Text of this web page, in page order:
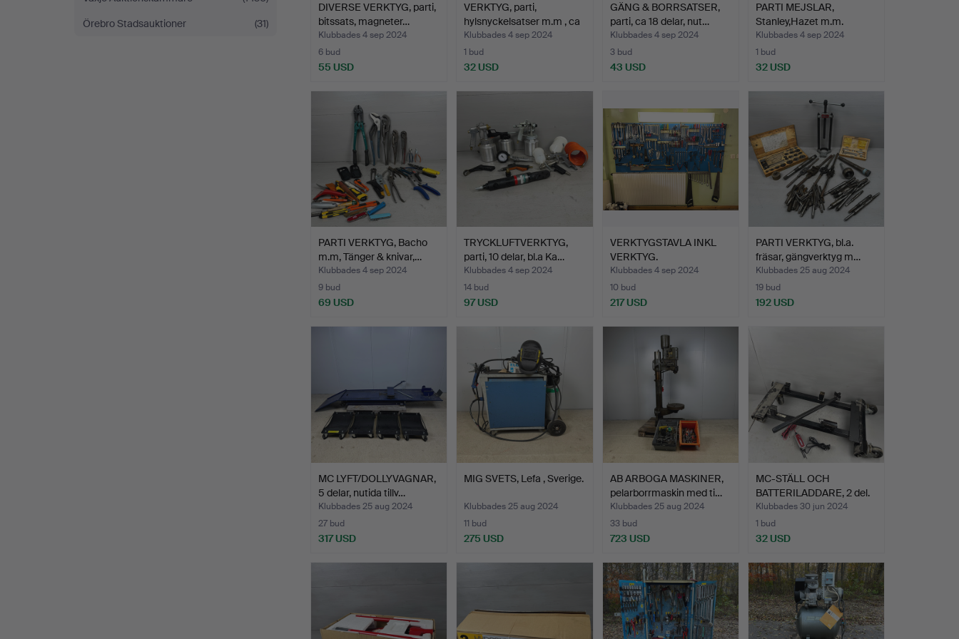
Örebro Stadsauktioner
(31)
DIVERSE VERKTYG, parti,
bitssats, magneter…
Klubbades 4 sep 2024
6 bud
55 USD
VERKTYG, parti,
hylsnyckelsatser m.m , ca
…
Klubbades 4 sep 2024
1 bud
32 USD
GÄNG & BORRSATSER,
parti, ca 18 delar, nut…
Klubbades 4 sep 2024
3 bud
43 USD
PARTI MEJSLAR,
Stanley,Hazet m.m.
Klubbades 4 sep 2024
1 bud
32 USD
PARTI VERKTYG, Bacho
m.m, Tänger & knivar,…
Klubbades 4 sep 2024
9 bud
69 USD
TRYCKLUFTVERKTYG,
parti, 10 delar, bl.a Ka…
Klubbades 4 sep 2024
14 bud
97 USD
VERKTYGSTAVLA INKL
VERKTYG.
Klubbades 4 sep 2024
10 bud
217 USD
PARTI VERKTYG, bl.a.
fräsar, gängverktyg m…
Klubbades 25 aug 2024
19 bud
192 USD
MC LYFT/DOLLYVAGNAR,
5 delar, nutida tillv…
Klubbades 25 aug 2024
27 bud
317 USD
MIG SVETS, Lefa , Sverige.
Klubbades 25 aug 2024
11 bud
275 USD
AB ARBOGA MASKINER,
pelarborrmaskin med ti…
Klubbades 25 aug 2024
33 bud
723 USD
MC-STÄLL OCH
BATTERILADDARE, 2 del.
Klubbades 30 jun 2024
1 bud
32 USD